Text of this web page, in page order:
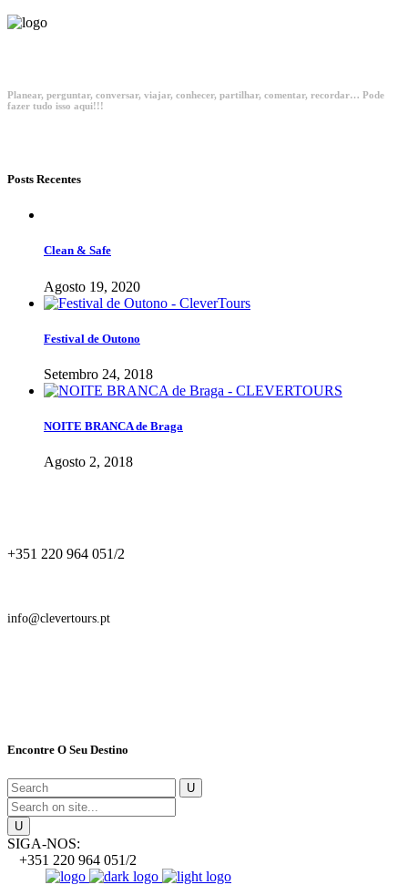
Planear, perguntar, conversar, viajar, conhecer, partilhar, comentar, recordar… Pode
fazer tudo isso aqui!!!
Posts Recentes
Clean & Safe
Agosto 19, 2020
Festival de Outono
Setembro 24, 2018
NOITE BRANCA de Braga
Agosto 2, 2018
+351 220 964 051/2
info@clevertours.pt
Encontre O Seu Destino
SIGA-NOS:
+351 220 964 051/2